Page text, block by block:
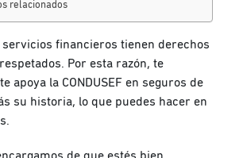
relacionados
servicios financieros tienen derechos
Por esta razón, te
apoya la CONDUSEF en seguros de
su historia, lo que puedes hacer en
de que estés bien